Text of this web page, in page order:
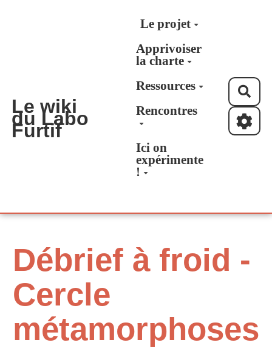
Aller au contenu principal
Le wiki
du Labo
Furtif
Le projet
Apprivoiser
la charte
Ressources
Rencontres
Ici on
expérimente
!
Débrief à froid -
Cercle
métamorphoses